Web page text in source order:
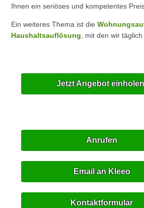
Ihnen ein seriöses und kompetentes
Ein weiteres Thema ist die
Haushaltsauflösung, mit den wir
Jetzt Angebot
Anrufen
Email an Kleeo
Kontaktformular